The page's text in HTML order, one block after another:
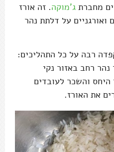
מחברת ג'מוקה. זה אורז
על דלתת נהר
רבה על כל התהליכים:
רחב באזור נקי
היחס והשכר לעובדים
את האורז.